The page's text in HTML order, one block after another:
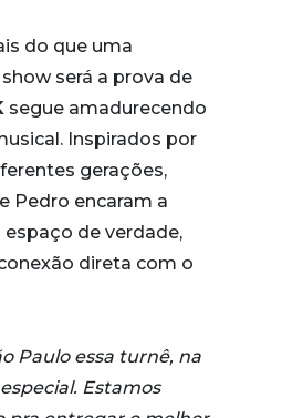
do que uma
será a prova de
segue amadurecendo
Inspirados por
gerações,
Pedro encaram a
de verdade,
direta com o
Paulo essa turnê, na
Estamos